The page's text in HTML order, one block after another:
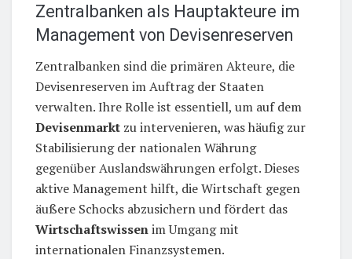
Zentralbanken als Hauptakteure im
Management von Devisenreserven
Zentralbanken sind die primären Akteure, die
Devisenreserven im Auftrag der Staaten
verwalten. Ihre Rolle ist essentiell, um auf dem
Devisenmarkt zu intervenieren, was häufig zur
Stabilisierung der nationalen Währung
gegenüber Auslandswährungen erfolgt. Dieses
aktive Management hilft, die Wirtschaft gegen
äußere Schocks abzusichern und fördert das
Wirtschaftswissenim Umgang mit
internationalen Finanzsystemen.